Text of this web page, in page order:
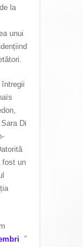
la
unui
Di
fost un
”